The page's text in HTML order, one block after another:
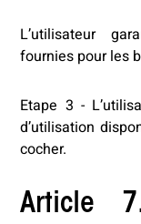
L’utilisateur
fournies pour les
Etape 3 -
d’utilisation
cocher.
Article 7.